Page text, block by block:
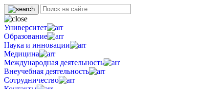
Университет
Образование
Наука и инновации
Медицина
Международная деятельность
Внеучебная деятельность
Сотрудничество